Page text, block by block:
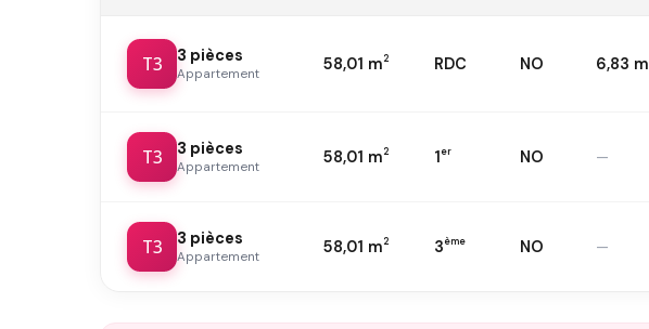
T3 3 pièces
Appartement
58,01 m2 RDC NO 6,83 m
T3 3 pièces
Appartement
58,01 m2 1er NO —
T3 3 pièces
Appartement
58,01 m2 3ème NO —